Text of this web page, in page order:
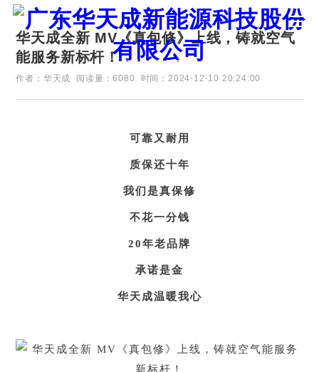
证券代码：835751
华天成全新 MV《真包修》上线，铸就空气
能服务新标杆！
作者：华天成 阅读量：6080 时间：2024-12-10 20:24:00
可靠又耐用
质保还十年
我们是真保修
不花一分钱
20年老品牌
承诺是金
华天成温暖我心